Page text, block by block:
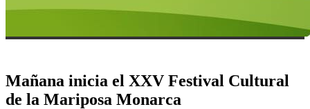
Mañana inicia el XXV Festival Cultural
de la Mariposa Monarca